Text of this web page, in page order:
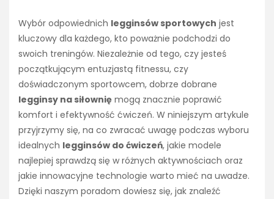
Wybór odpowiednich legginsów sportowych jest
kluczowy dla każdego, kto poważnie podchodzi do
swoich treningów. Niezależnie od tego, czy jesteś
początkującym entuzjastą fitnessu, czy
doświadczonym sportowcem, dobrze dobrane
legginsy na siłownię mogą znacznie poprawić
komfort i efektywność ćwiczeń. W niniejszym artykule
przyjrzymy się, na co zwracać uwagę podczas wyboru
idealnych legginsów do ćwiczeń, jakie modele
najlepiej sprawdzą się w różnych aktywnościach oraz
jakie innowacyjne technologie warto mieć na uwadze.
Dzięki naszym poradom dowiesz się, jak znaleźć